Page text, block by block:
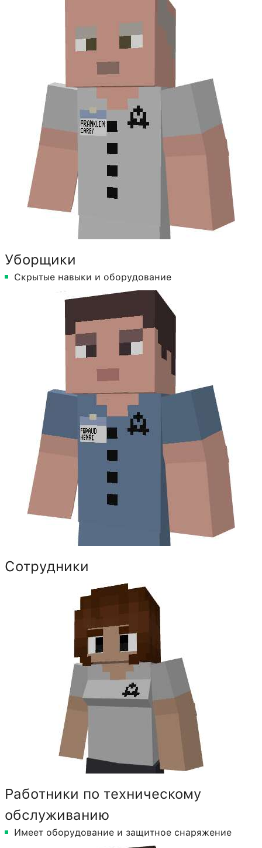
Уборщики
Скрытые навыки и оборудование
Сотрудники
Работники по техническому
обслуживанию
Имеет оборудование и защитное снаряжение